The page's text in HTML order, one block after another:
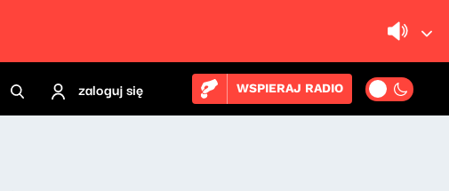
zaloguj się WSPIERAJ RADIO